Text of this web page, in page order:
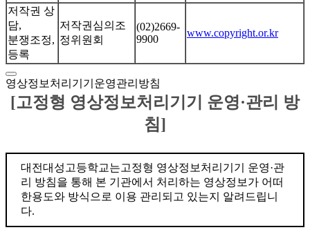
저작권 상
담,
분쟁조정,
등록
저작권심의조
정위원회
(02)2669-
9900
www.copyright.or.kr
영상정보처리기기운영관리방침
[고정형 영상정보처리기기 운영·관리 방
침]
대전대성고등학교는고정형 영상정보처리기기 운영·관
리 방침을 통해 본 기관에서 처리하는 영상정보가 어떠
한용도와 방식으로 이용 관리되고 있는지 알려드립니
다.